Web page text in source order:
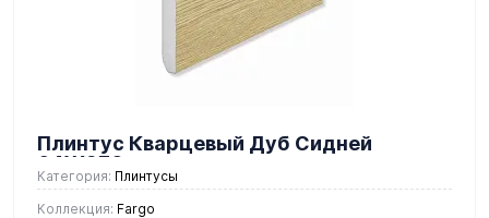
Плинтус Кварцевый Дуб Сидней
64W970
Категория: Плинтусы
Коллекция: Fargo